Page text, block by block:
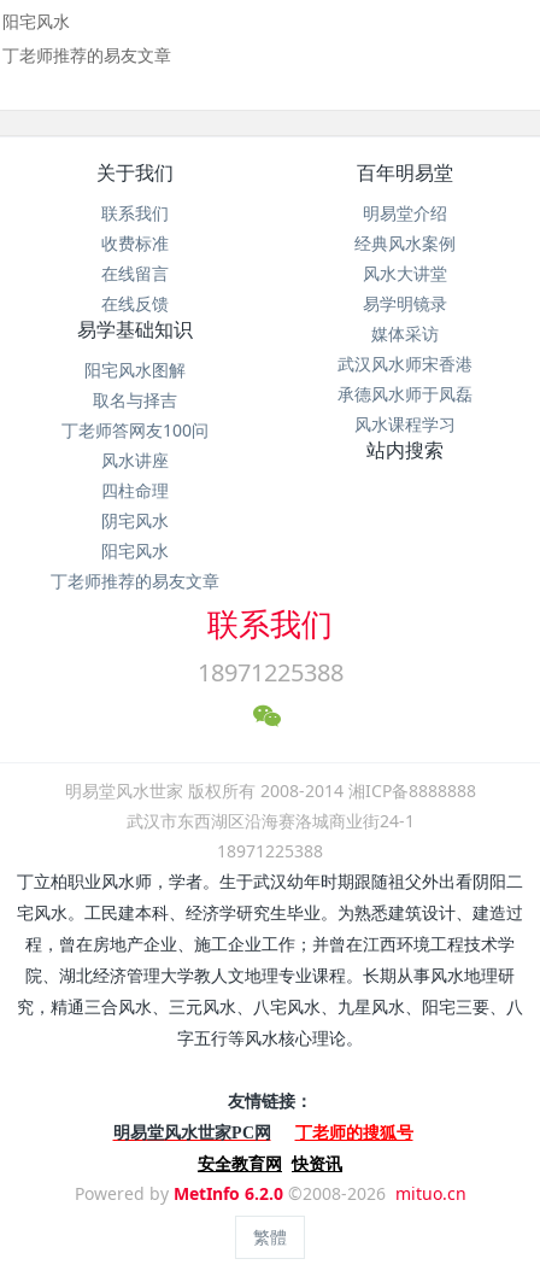
阳宅风水
丁老师推荐的易友文章
关于我们
联系我们
收费标准
在线留言
在线反馈
百年明易堂
明易堂介绍
经典风水案例
风水大讲堂
易学明镜录
媒体采访
武汉风水师宋香港
承德风水师于凤磊
风水课程学习
易学基础知识
阳宅风水图解
取名与择吉
丁老师答网友100问
风水讲座
四柱命理
阴宅风水
阳宅风水
丁老师推荐的易友文章
站内搜索
联系我们
18971225388
明易堂风水世家 版权所有 2008-2014 湘ICP备8888888
武汉市东西湖区沿海赛洛城商业街24-1
18971225388
丁立柏职业风水师，学者。生于武汉幼年时期跟随祖父外出看阴阳二
宅风水。工民建本科、经济学研究生毕业。为熟悉建筑设计、建造过
程，曾在房地产企业、施工企业工作；并曾在江西环境工程技术学
院、湖北经济管理大学教人文地理专业课程。长期从事风水地理研
究，精通三合风水、三元风水、八宅风水、九星风水、阳宅三要、八
字五行等风水核心理论。
友情链接：
明易堂风水世家PC网
丁老师的搜狐号
安全教育网 快资讯
Powered by MetInfo 6.2.0©2008-2026 mituo.cn
繁體